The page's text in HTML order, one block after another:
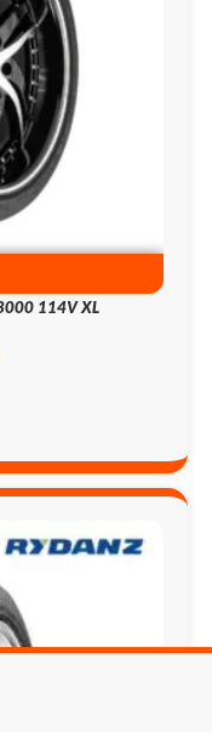
114V XL